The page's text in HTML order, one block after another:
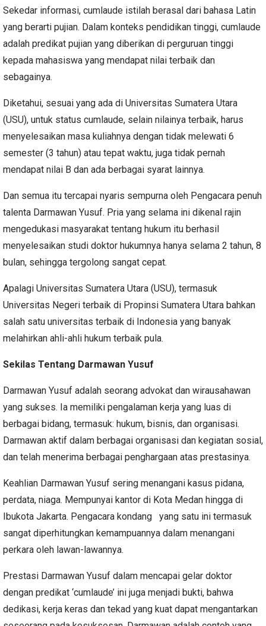
Sekedar informasi, cumlaude istilah berasal dari bahasa Latin
yang berarti pujian. Dalam konteks pendidikan tinggi, cumlaude
adalah predikat pujian yang diberikan di perguruan tinggi
kepada mahasiswa yang mendapat nilai terbaik dan
sebagainya.
Diketahui, sesuai yang ada di Universitas Sumatera Utara
(USU), untuk status cumlaude, selain nilainya terbaik, harus
menyelesaikan masa kuliahnya dengan tidak melewati 6
semester (3 tahun) atau tepat waktu, juga tidak pernah
mendapat nilai B dan ada berbagai syarat lainnya.
Dan semua itu tercapai nyaris sempurna oleh Pengacara penuh
talenta Darmawan Yusuf. Pria yang selama ini dikenal rajin
mengedukasi masyarakat tentang hukum itu berhasil
menyelesaikan studi doktor hukumnya hanya selama 2 tahun, 8
bulan, sehingga tergolong sangat cepat.
Apalagi Universitas Sumatera Utara (USU), termasuk
Universitas Negeri terbaik di Propinsi Sumatera Utara bahkan
salah satu universitas terbaik di Indonesia yang banyak
melahirkan ahli-ahli hukum terbaik pula.
Sekilas Tentang Darmawan Yusuf
Darmawan Yusuf adalah seorang advokat dan wirausahawan
yang sukses. Ia memiliki pengalaman kerja yang luas di
berbagai bidang, termasuk: hukum, bisnis, dan organisasi.
Darmawan aktif dalam berbagai organisasi dan kegiatan sosial,
dan telah menerima berbagai penghargaan atas prestasinya.
Keahlian Darmawan Yusuf sering menangani kasus pidana,
perdata, niaga. Mempunyai kantor di Kota Medan hingga di
Ibukota Jakarta. Pengacara kondang yang satu ini termasuk
sangat diperhitungkan kemampuannya dalam menangani
perkara oleh lawan-lawannya.
Prestasi Darmawan Yusuf dalam mencapai gelar doktor
dengan predikat ‘cumlaude’ ini juga menjadi bukti, bahwa
dedikasi, kerja keras dan tekad yang kuat dapat mengantarkan